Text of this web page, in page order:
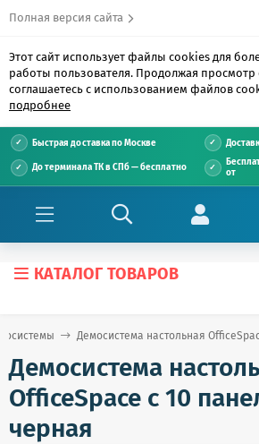
Полная версия сайта
Этот сайт использует файлы cookies для
работы пользователя. Продолжая просмотр
соглашаетесь с использованием файлов
подробнее
Быстрая доставка по Москве
До терминала ТК в СПб — бесплатно
от
КАТАЛОГ ТОВАРОВ
Демосистема настольная
Демосистема
OfficeSpace с 10
черная